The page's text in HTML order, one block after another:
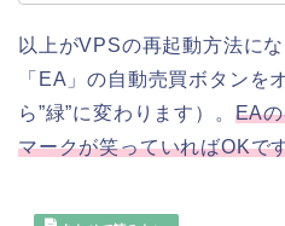
以上がVPSの再起動方法に
「EA」の自動売買ボタンを
ら”緑”に変わります）。 EA
マークが笑っていればOKで